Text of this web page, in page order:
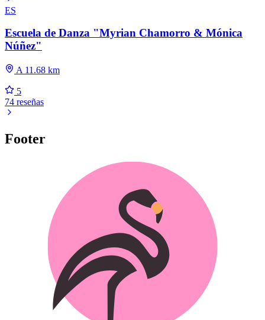
ES
Escuela de Danza "Myrian Chamorro & Mónica
Núñez"
A 11.68 km
5
74 reseñas
Footer